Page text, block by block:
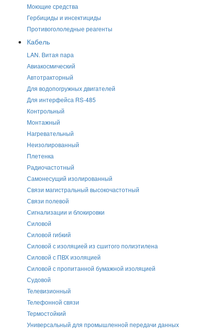
Моющие средства
Гербициды и инсектициды
Противогололедные реагенты
Кабель
LAN. Витая пара
Авиакосмический
Автотракторный
Для водопогружных двигателей
Для интерфейса RS-485
Контрольный
Монтажный
Нагревательный
Неизолированный
Плетенка
Радиочастотный
Самонесущий изолированный
Связи магистральный высокочастотный
Связи полевой
Сигнализации и блокировки
Силовой
Силовой гибкий
Силовой с изоляцией из сшитого полиэтилена
Силовой с ПВХ изоляцией
Силовой с пропитанной бумажной изоляцией
Судовой
Телевизионный
Телефонной связи
Термостойкий
Универсальный для промышленной передачи данных